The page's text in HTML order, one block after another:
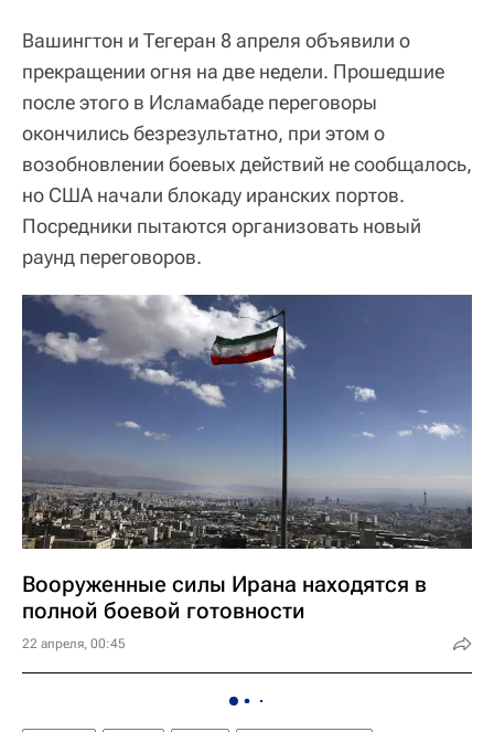
Вашингтон и Тегеран 8 апреля объявили о
прекращении огня на две недели. Прошедшие
после этого в Исламабаде переговоры
окончились безрезультатно, при этом о
возобновлении боевых действий не сообщалось,
но США начали блокаду иранских портов.
Посредники пытаются организовать новый
раунд переговоров.
Вооруженные силы Ирана находятся в
полной боевой готовности
22 апреля, 00:45